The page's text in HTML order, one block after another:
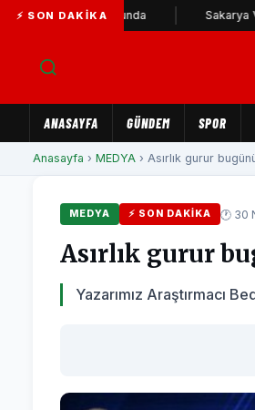
⚡ SON DAKIKA
yolunda Sakarya
ANASAYFA GÜNDEM SPOR
Anasayfa › MEDYA › Asırlık gurur
MEDYA ⚡ SON DAKIKA 🕐 30
Asırlık gurur
Yazarımız Araştırmacı